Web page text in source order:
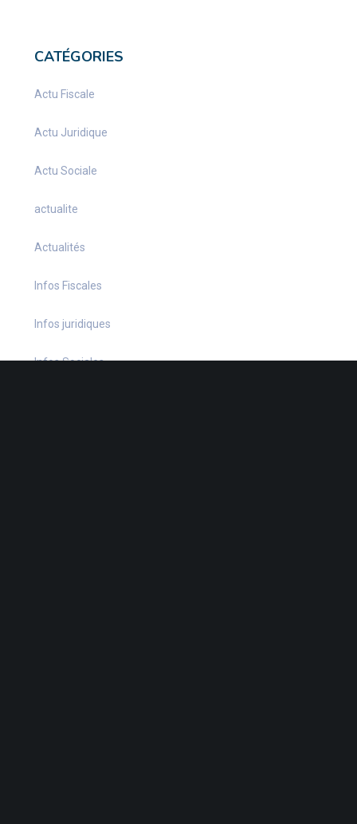
CATÉGORIES
Actu Fiscale
Actu Juridique
Actu Sociale
actualite
Actualités
Infos Fiscales
Infos juridiques
Infos Sociales